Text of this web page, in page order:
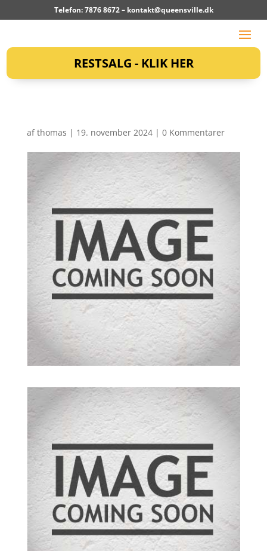
Telefon: 7876 8672 – kontakt@queensville.dk
RESTSALG - KLIK HER
afthomas | 19. november 2024| 0 Kommentarer